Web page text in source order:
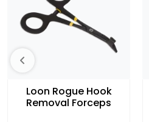
Loon Rogue Hook
Removal Forceps